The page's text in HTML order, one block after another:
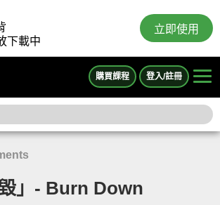
下載中
立即使用
購買課程 登入/註冊
毀」- Burn Down